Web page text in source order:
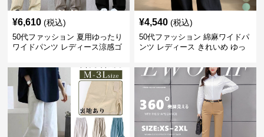
¥6,610 (税込)
50代ファッション 夏用ゆったり
ワイドパンツ レディース涼感ゴ
¥4,540 (税込)
50代ファッション 綿麻ワイドパ
ンツ レディース きれいめ ゆっ